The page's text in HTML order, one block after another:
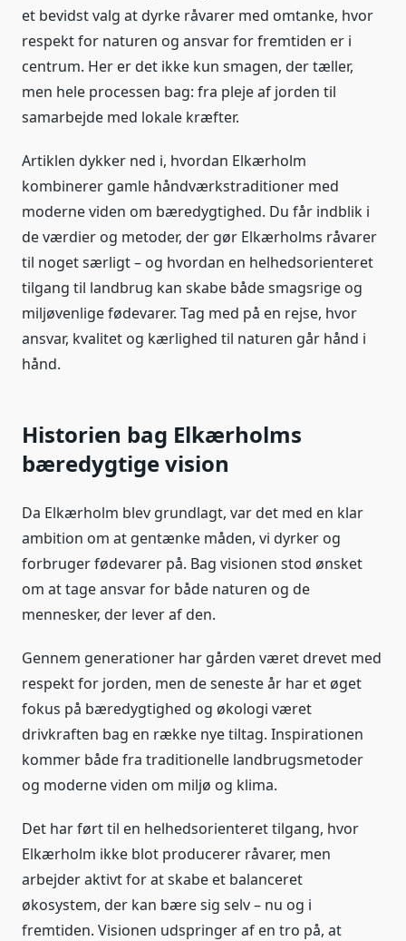
et bevidst valg at dyrke råvarer med omtanke, hvor
respekt for naturen og ansvar for fremtiden er i
centrum. Her er det ikke kun smagen, der tæller,
men hele processen bag: fra pleje af jorden til
samarbejde med lokale kræfter.
Artiklen dykker ned i, hvordan Elkærholm
kombinerer gamle håndværkstraditioner med
moderne viden om bæredygtighed. Du får indblik i
de værdier og metoder, der gør Elkærholms råvarer
til noget særligt – og hvordan en helhedsorienteret
tilgang til landbrug kan skabe både smagsrige og
miljøvenlige fødevarer. Tag med på en rejse, hvor
ansvar, kvalitet og kærlighed til naturen går hånd i
hånd.
Historien bag Elkærholms
bæredygtige vision
Da Elkærholm blev grundlagt, var det med en klar
ambition om at gentænke måden, vi dyrker og
forbruger fødevarer på. Bag visionen stod ønsket
om at tage ansvar for både naturen og de
mennesker, der lever af den.
Gennem generationer har gården været drevet med
respekt for jorden, men de seneste år har et øget
fokus på bæredygtighed og økologi været
drivkraften bag en række nye tiltag. Inspirationen
kommer både fra traditionelle landbrugsmetoder
og moderne viden om miljø og klima.
Det har ført til en helhedsorienteret tilgang, hvor
Elkærholm ikke blot producerer råvarer, men
arbejder aktivt for at skabe et balanceret
økosystem, der kan bære sig selv – nu og i
fremtiden. Visionen udspringer af en tro på, at